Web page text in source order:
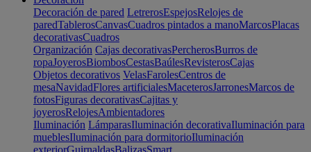
Decoración de pared LetrerosEspejosRelojes de
paredTablerosCanvasCuadros pintados a manoMarcosPlacas
decorativasCuadros
Organización Cajas decorativasPercherosBurros de
ropaJoyerosBiombosCestasBaúlesRevisterosCajas
Objetos decorativos VelasFarolesCentros de
mesaNavidadFlores artificialesMaceterosJarronesMarcos de
fotosFiguras decorativasCajitas y
joyerosRelojesAmbientadores
Iluminación LámparasIluminación decorativaIluminación para
mueblesIluminación para dormitorioIluminación
exteriorGuirnaldasBalizasSmart